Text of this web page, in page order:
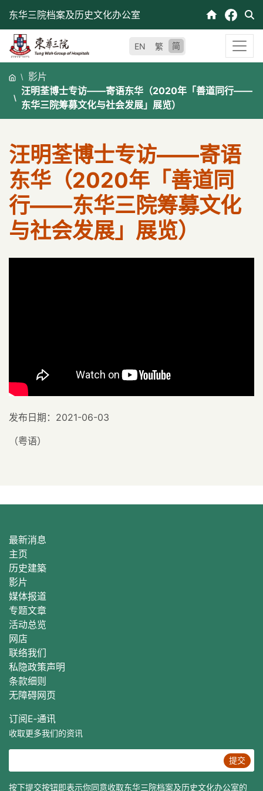
东华三院档案及历史文化办公室
EN 繁 简
影片
汪明荃博士专访——寄语东华（2020年「善道同行——
东华三院筹募文化与社会发展」展览）
汪明荃博士专访——寄语
东华（2020年「善道同
行——东华三院筹募文化
与社会发展」展览）
发布日期：2021-06-03
（粤语）
最新消息
主页
历史建築
影片
媒体报道
专题文章
活动总览
网店
联络我们
私隐政策声明
条款细则
无障碍网页
订阅E‐通讯
收取更多我们的资讯
提交
按下提交按钮即表示你同意收取东华三院档案及历史文化办公室的